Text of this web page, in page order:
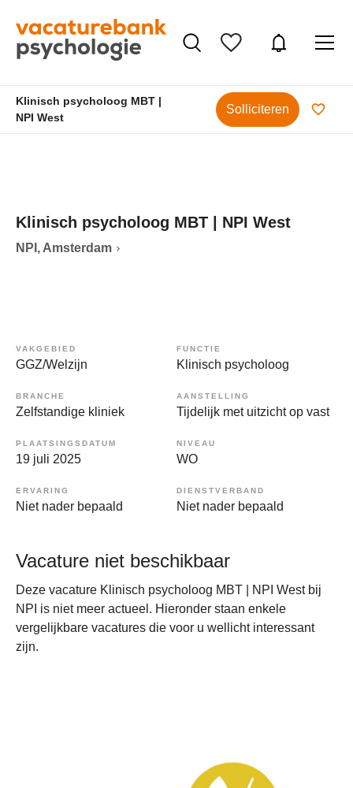
Klinisch psycholoog MBT |
NPI West
Solliciteren
Klinisch psycholoog MBT | NPI West
NPI, Amsterdam
VAKGEBIED
GGZ/Welzijn
FUNCTIE
Klinisch psycholoog
BRANCHE
Zelfstandige kliniek
AANSTELLING
Tijdelijk met uitzicht op vast
PLAATSINGSDATUM
19 juli 2025
NIVEAU
WO
ERVARING
Niet nader bepaald
DIENSTVERBAND
Niet nader bepaald
Vacature niet beschikbaar
Deze vacature Klinisch psycholoog MBT | NPI West bij
NPI is niet meer actueel. Hieronder staan enkele
vergelijkbare vacatures die voor u wellicht interessant
zijn.